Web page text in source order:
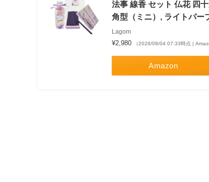
法事 線香 セット 仏花 四
角型（ミニ）, ライトパー
Lagom
¥2,980 （2026/08/04 07:33時点 |
Amazon